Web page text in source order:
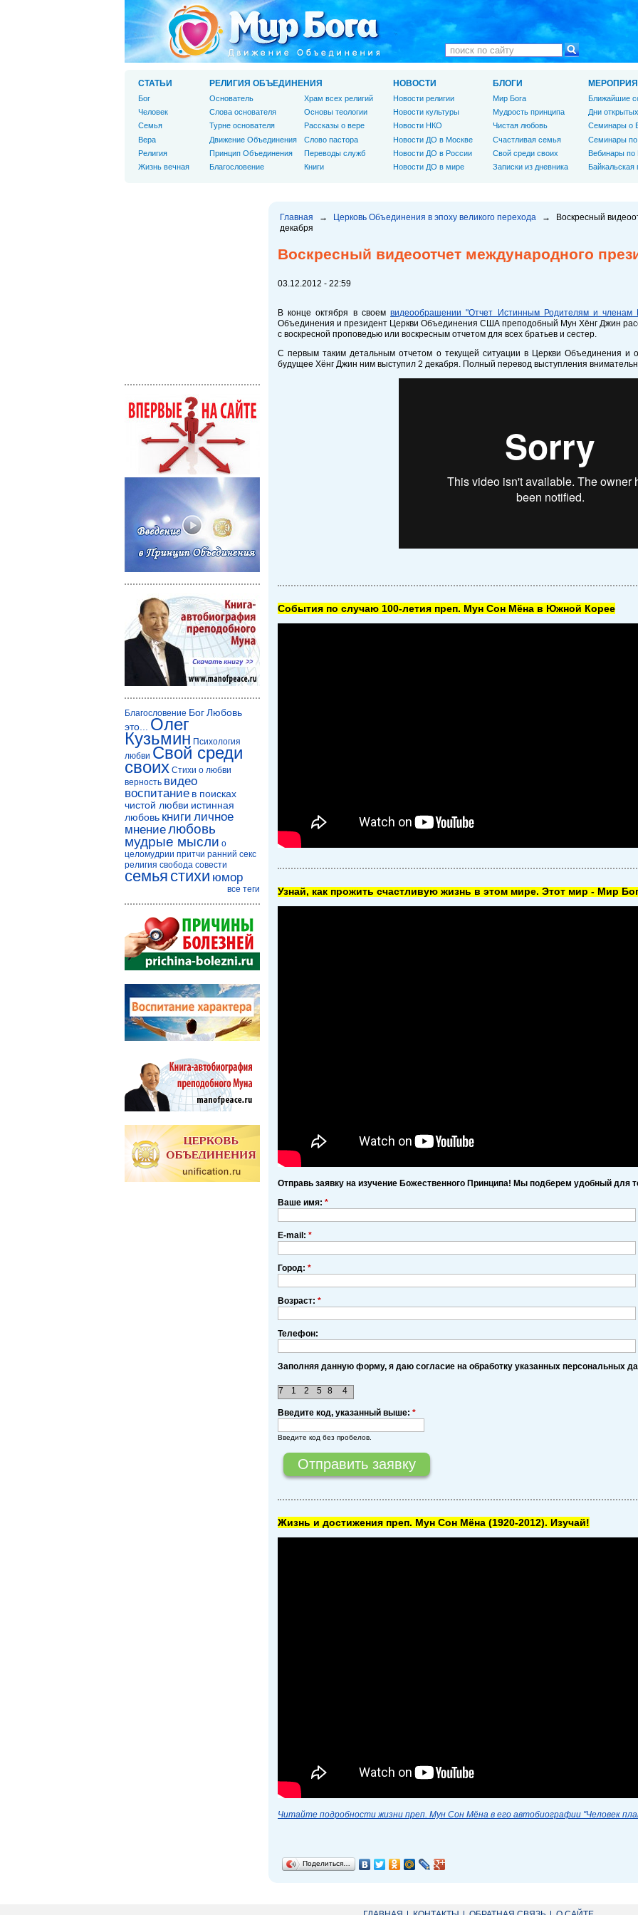
Главная → Церковь Объединения в эпоху великого перехода →
Воскресный
декабря
Воскресный видеоотчет международного
03.12.2012 - 22:59
В конце октября в своемвидеообращении "Отчет Истинным Родителям и членам
Объединения и президент Церкви Объединения США преподобный Мун Хёнг Джин
с воскресной проповедью или воскресным отчетом для всех братьев и сестер.
С первым таким детальным отчетом о текущей ситуации в Церкви Объединения и
будущее Хёнг Джин ним выступил 2 декабря. Полный перевод выступления
Cобытия по случаю 100-летия преп. Мун Сон Мёна в Южной Корее
Узнай, как прожить счастливую жизнь в этом мире. Этот мир - Мир
Отправь заявку на изучение Божественного Принципа! Мы подберем удобный для
Ваше имя: *
E-mail: *
Город: *
Возраст: *
Телефон:
Заполняя данную форму, я даю согласие на обработку указанных персональных
4
5 8
2
1
7
Введите код, указанный выше: *
Введите код без пробелов.
Жизнь и достижения преп. Мун Сон Мёна (1920-2012). Изучай!
Читайте подробности жизни преп. Мун Сон Мёна в его автобиографии "Человек
Поделиться…
СТАТЬИ
Бог
Человек
Cемья
Вера
Религия
Жизнь вечная
РЕЛИГИЯ ОБЪЕДИНЕНИЯ
Основатель
Слова основателя
Турне основателя
Движение Объединения
Принцип Объединения
Благословение
Храм всех религий
Основы теологии
Рассказы о вере
Слово пастора
Переводы служб
Книги
НОВОСТИ
Новости религии
Новости культуры
Новости НКО
Новости ДО в Москве
Новости ДО в России
Новости ДО в мире
БЛОГИ
Мир Бога
Мудрость принципа
Чистая любовь
Счастливая семья
Свой среди своих
Записки из дневника
Ближайшие
Дни
Семинары о
Семинары
Вебинары по
Байкальская
Благословение БогЛюбовь
это...
Олег
Кузьмин Психология
любви Свой среди
своих Стихи о любви
верность видео
воспитание в поисках
чистой любви истинная
любовь книги личное
мнениелюбовь
мудрые мысли о
целомудрии притчи ранний секс
религия свобода совести
семья стихи юмор
все теги